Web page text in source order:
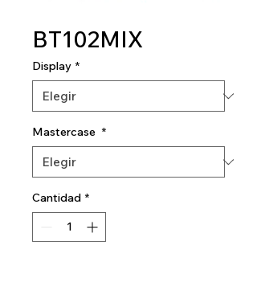
BT102MIX
Display *
Mastercase *
Cantidad *